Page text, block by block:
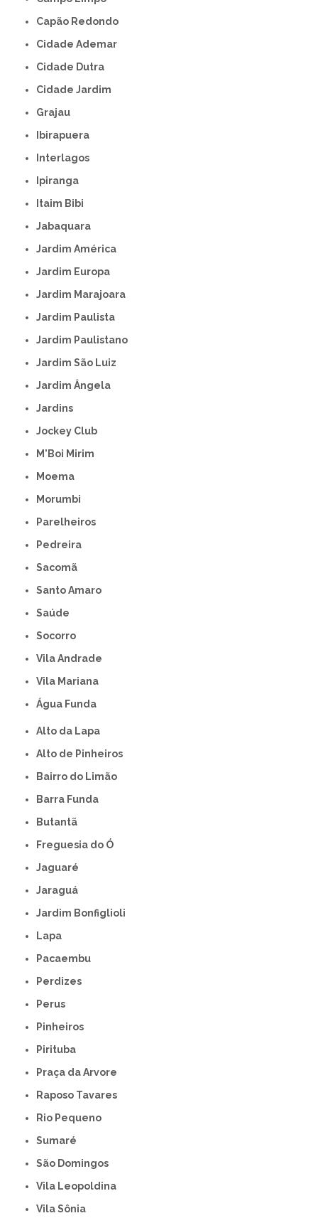
Capão Redondo
Cidade Ademar
Cidade Dutra
Cidade Jardim
Grajau
Ibirapuera
Interlagos
Ipiranga
Itaim Bibi
Jabaquara
Jardim América
Jardim Europa
Jardim Marajoara
Jardim Paulista
Jardim Paulistano
Jardim São Luiz
Jardim Ângela
Jardins
Jockey Club
M'Boi Mirim
Moema
Morumbi
Parelheiros
Pedreira
Sacomã
Santo Amaro
Saúde
Socorro
Vila Andrade
Vila Mariana
Água Funda
Alto da Lapa
Alto de Pinheiros
Bairro do Limão
Barra Funda
Butantã
Freguesia do Ó
Jaguaré
Jaraguá
Jardim Bonfiglioli
Lapa
Pacaembu
Perdizes
Perus
Pinheiros
Pirituba
Praça da Arvore
Raposo Tavares
Rio Pequeno
Sumaré
São Domingos
Vila Leopoldina
Vila Sônia